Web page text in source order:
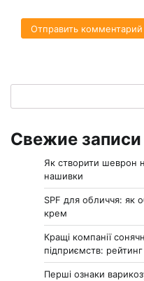
Свежие записи
Як створити шеврон
нашивки
SPF для обличчя: як
крем
Кращі компанії
підприємств:
Перші ознаки